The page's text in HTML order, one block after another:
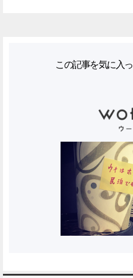
この記事を気に入